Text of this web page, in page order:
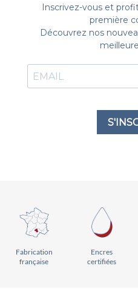
Fabrication
française
Encres
certifiées